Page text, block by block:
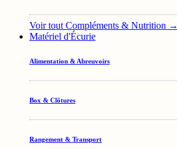
Voir tout Compléments & Nutrition →
Matériel d'Écurie
Alimentation & Abreuvoirs
Box & Clôtures
Rangement & Transport